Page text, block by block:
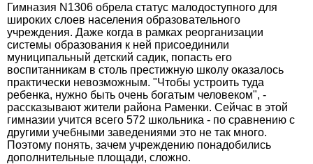
Гимназия N1306 обрела статус малодоступного для
широких слоев населения образовательного
учреждения. Даже когда в рамках реорганизации
системы образования к ней присоединили
муниципальный детский садик, попасть его
воспитанникам в столь престижную школу оказалось
практически невозможным. "Чтобы устроить туда
ребенка, нужно быть очень богатым человеком", -
рассказывают жители района Раменки. Сейчас в этой
гимназии учится всего 572 школьника - по сравнению с
другими учебными заведениями это не так много.
Поэтому понять, зачем учреждению понадобились
дополнительные площади, сложно.